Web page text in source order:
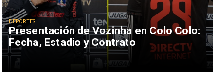
Presentación de Vozinha en Colo Colo:
Fecha, Estadio y Contrato
DEPORTES